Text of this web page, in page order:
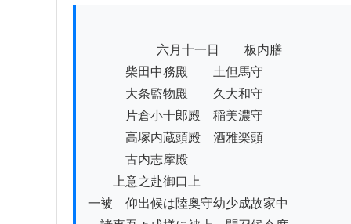
柴田中務殿　　土但馬守
大条監物殿　　久大和守
片倉小十郎殿　稲美濃守
高塚内蔵頭殿　酒雅楽頭
古内志摩殿
上意之赴御口上
一被　仰出候は陸奥守幼少成故家中